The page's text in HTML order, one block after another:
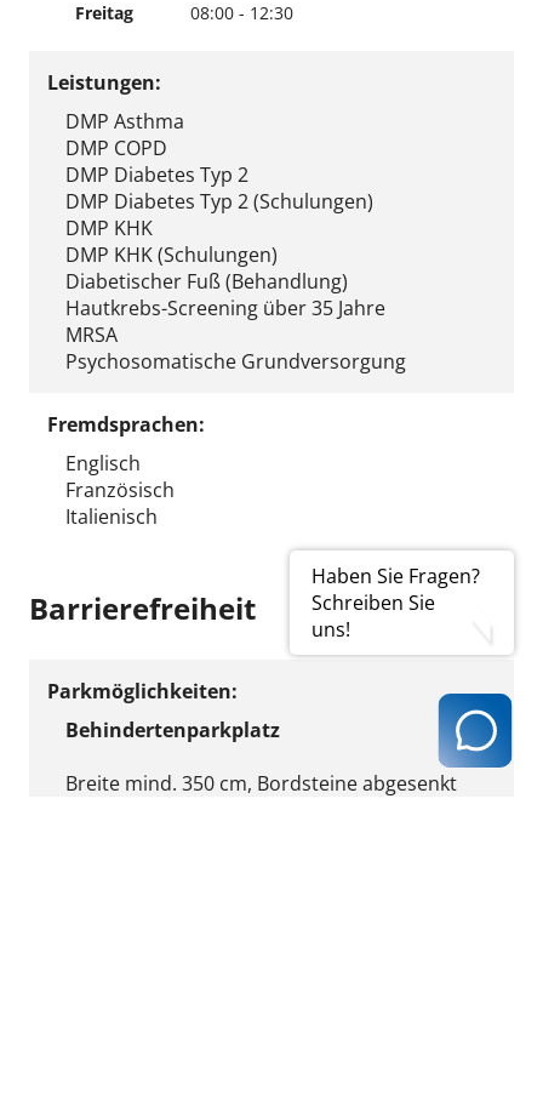
Haben Sie Fragen?
Schreiben Sie
uns!
Freitag
08:00 - 12:30
Leistungen:
DMP Asthma
DMP COPD
DMP Diabetes Typ 2
DMP Diabetes Typ 2 (Schulungen)
DMP KHK
DMP KHK (Schulungen)
Diabetischer Fuß (Behandlung)
Hautkrebs-Screening über 35 Jahre
MRSA
Psychosomatische Grundversorgung
Fremdsprachen:
Englisch
Französisch
Italienisch
Barrierefreiheit
Parkmöglichkeiten:
Behindertenparkplatz
Breite mind. 350 cm, Bordsteine abgesenkt